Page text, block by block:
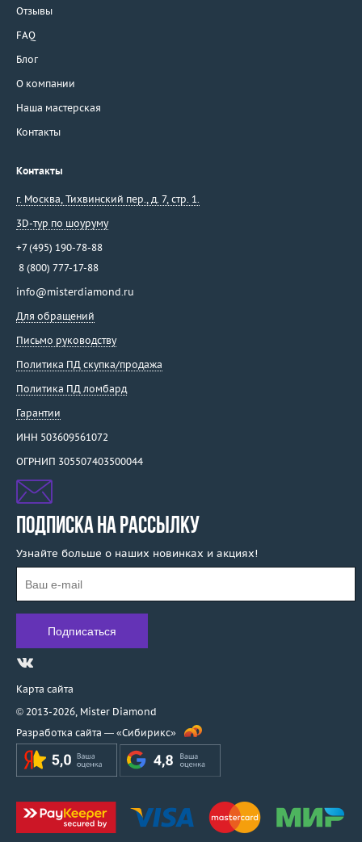
Отзывы
FAQ
Блог
О компании
Наша мастерская
Контакты
Контакты
г. Москва, Тихвинский пер., д. 7, стр. 1.
3D-тур по шоуруму
+7 (495) 190-78-88
8 (800) 777-17-88
info@misterdiamond.ru
Для обращений
Письмо руководству
Политика ПД скупка/продажа
Политика ПД ломбард
Гарантии
ИНН 503609561072
ОГРНИП 305507403500044
ПОДПИСКА НА РАССЫЛКУ
Узнайте больше о наших новинках и акциях!
Карта сайта
© 2013-2026, Mister Diamond
Разработка сайта — «Сибирикс»